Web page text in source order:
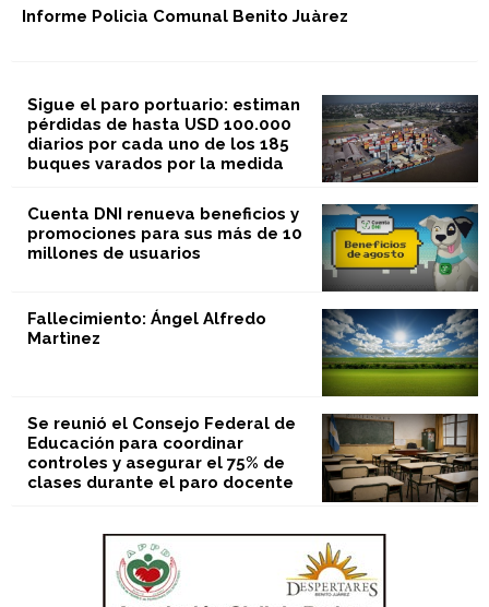
Informe Policìa Comunal Benito Juàrez
Sigue el paro portuario: estiman
pérdidas de hasta USD 100.000
diarios por cada uno de los 185
buques varados por la medida
Cuenta DNI renueva beneficios y
promociones para sus más de 10
millones de usuarios
Fallecimiento: Ángel Alfredo
Martìnez
Se reunió el Consejo Federal de
Educación para coordinar
controles y asegurar el 75% de
clases durante el paro docente